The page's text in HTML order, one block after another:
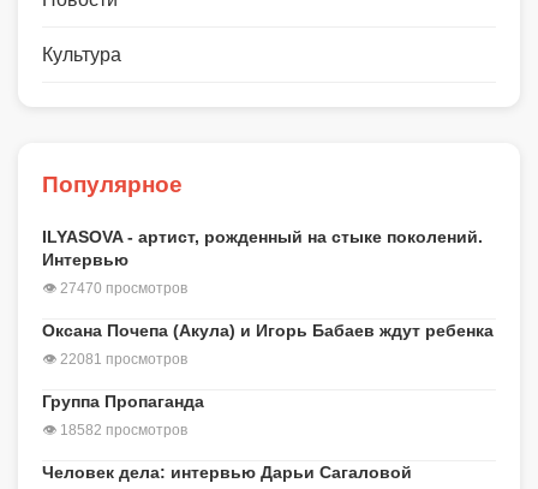
Культура
Популярное
ILYASOVA - артист, рожденный на стыке поколений.
Интервью
👁 27470 просмотров
Оксана Почепа (Акула) и Игорь Бабаев ждут ребенка
👁 22081 просмотров
Группа Пропаганда
👁 18582 просмотров
Человек дела: интервью Дарьи Сагаловой